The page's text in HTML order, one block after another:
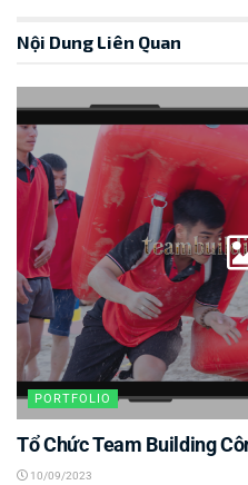
Nội Dung Liên Quan
PORTFOLIO
Tổ Chức Team Building
10/09/2023